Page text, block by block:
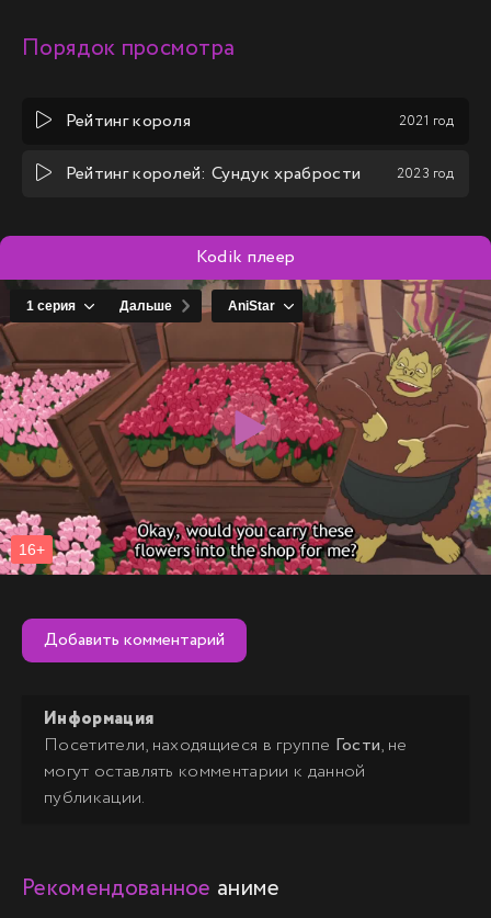
Порядок просмотра
Рейтинг короля 2021 год
Рейтинг королей: Сундук храбрости 2023 год
Kodik плеер
Добавить комментарий
Информация
Посетители, находящиеся в группе Гости, не
могут оставлять комментарии к данной
публикации.
Рекомендованное аниме